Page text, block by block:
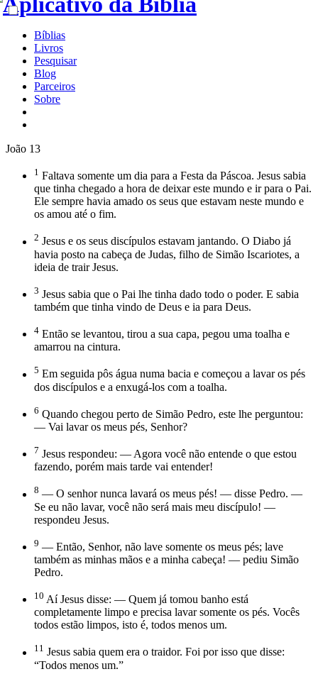
Bíblias
Livros
Pesquisar
Blog
Parceiros
Sobre
João 13
1 Faltava somente um dia para a Festa da Páscoa. Jesus sabia
que tinha chegado a hora de deixar este mundo e ir para o Pai.
Ele sempre havia amado os seus que estavam neste mundo e
os amou até o fim.
2 Jesus e os seus discípulos estavam jantando. O Diabo já
havia posto na cabeça de Judas, filho de Simão Iscariotes, a
ideia de trair Jesus.
3 Jesus sabia que o Pai lhe tinha dado todo o poder. E sabia
também que tinha vindo de Deus e ia para Deus.
4 Então se levantou, tirou a sua capa, pegou uma toalha e
amarrou na cintura.
5 Em seguida pôs água numa bacia e começou a lavar os pés
dos discípulos e a enxugá-los com a toalha.
6 Quando chegou perto de Simão Pedro, este lhe perguntou:
— Vai lavar os meus pés, Senhor?
7 Jesus respondeu: — Agora você não entende o que estou
fazendo, porém mais tarde vai entender!
8 — O senhor nunca lavará os meus pés! — disse Pedro. —
Se eu não lavar, você não será mais meu discípulo! —
respondeu Jesus.
9 — Então, Senhor, não lave somente os meus pés; lave
também as minhas mãos e a minha cabeça! — pediu Simão
Pedro.
10 Aí Jesus disse: — Quem já tomou banho está
completamente limpo e precisa lavar somente os pés. Vocês
todos estão limpos, isto é, todos menos um.
11 Jesus sabia quem era o traidor. Foi por isso que disse:
“Todos menos um.”